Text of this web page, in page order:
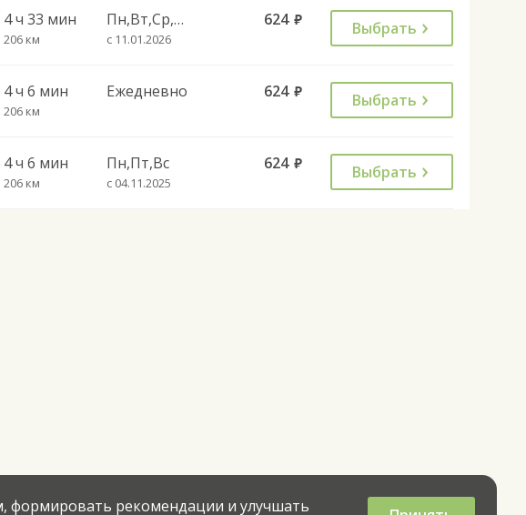
4 ч 33 мин
206 км
Пн,Вт,Ср,Чт,Пт
с 11.01.2026
624 руб. Выбрать
4 ч 6 мин
206 км
Ежедневно 624 руб. Выбрать
4 ч 6 мин
206 км
Пн,Пт,Вс
с 04.11.2025
624 руб. Выбрать
формировать рекомендации и улучшать